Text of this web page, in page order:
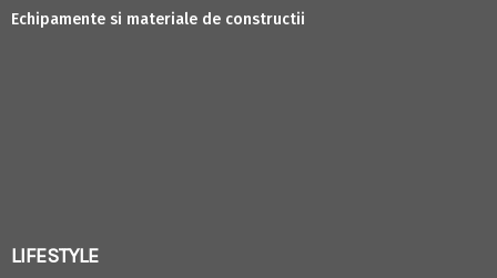
Echipamente si materiale de constructii
LIFESTYLE